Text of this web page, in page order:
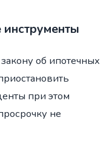
об ипотечных
при этом
не